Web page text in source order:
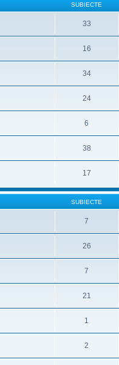
SUBIECTE
33
16
34
24
6
38
17
SUBIECTE
7
26
7
21
1
2